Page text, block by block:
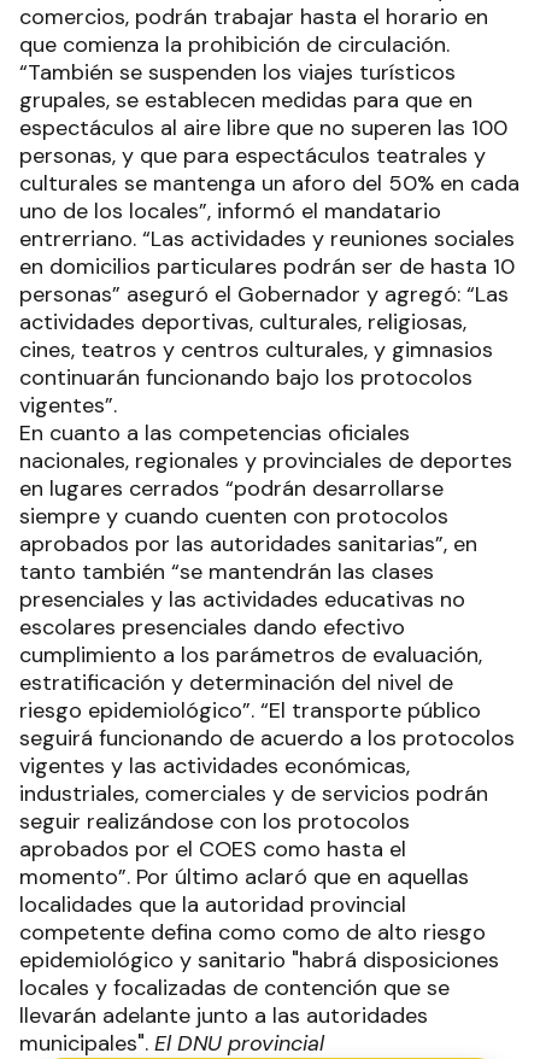
comercios, podrán trabajar hasta el horario en
que comienza la prohibición de circulación.
“También se suspenden los viajes turísticos
grupales, se establecen medidas para que en
espectáculos al aire libre que no superen las 100
personas, y que para espectáculos teatrales y
culturales se mantenga un aforo del 50% en cada
uno de los locales”, informó el mandatario
entrerriano. “Las actividades y reuniones sociales
en domicilios particulares podrán ser de hasta 10
personas” aseguró el Gobernador y agregó: “Las
actividades deportivas, culturales, religiosas,
cines, teatros y centros culturales, y gimnasios
continuarán funcionando bajo los protocolos
vigentes”.
En cuanto a las competencias oficiales
nacionales, regionales y provinciales de deportes
en lugares cerrados “podrán desarrollarse
siempre y cuando cuenten con protocolos
aprobados por las autoridades sanitarias”, en
tanto también “se mantendrán las clases
presenciales y las actividades educativas no
escolares presenciales dando efectivo
cumplimiento a los parámetros de evaluación,
estratificación y determinación del nivel de
riesgo epidemiológico”. “El transporte público
seguirá funcionando de acuerdo a los protocolos
vigentes y las actividades económicas,
industriales, comerciales y de servicios podrán
seguir realizándose con los protocolos
aprobados por el COES como hasta el
momento”. Por último aclaró que en aquellas
localidades que la autoridad provincial
competente defina como como de alto riesgo
epidemiológico y sanitario "habrá disposiciones
locales y focalizadas de contención que se
llevarán adelante junto a las autoridades
municipales". El DNU provincial